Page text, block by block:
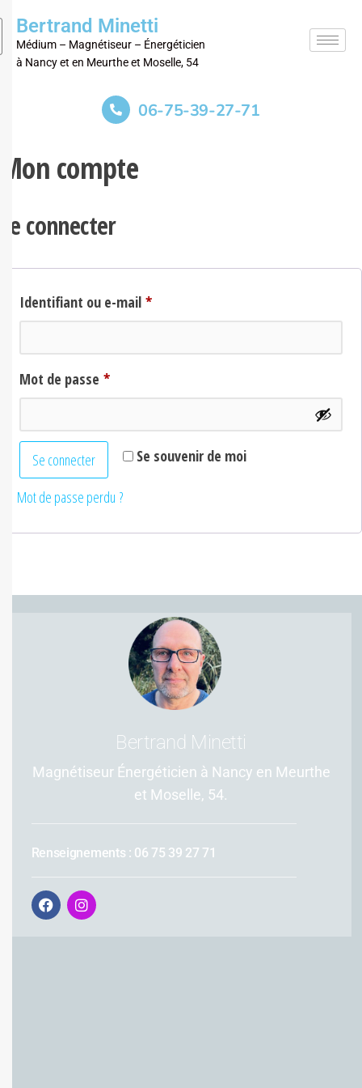
Bertrand Minetti
Médium – Magnétiseur – Énergéticien
à Nancy et en Meurthe et Moselle, 54
06-75-39-27-71
Mon compte
Se connecter
Identifiant ou e-mail *
Mot de passe *
Se souvenir de moi
Se connecter
Mot de passe perdu ?
Bertrand Minetti
Magnétiseur Énergéticien à Nancy en Meurthe
et Moselle, 54.
Renseignements : 06 75 39 27 71